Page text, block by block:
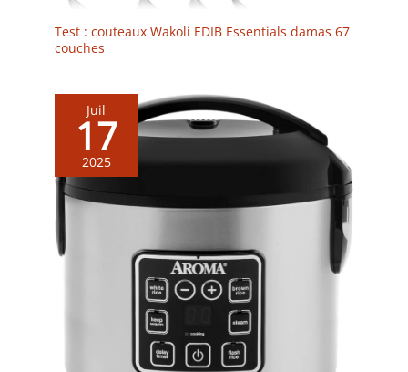
Test : couteaux Wakoli EDIB Essentials damas 67
couches
Juil
17
2025